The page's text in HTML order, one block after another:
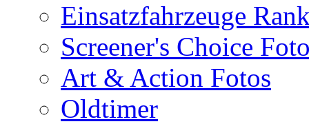
Einsatzfahrzeuge
Screener's Choice
Art & Action Fotos
Oldtimer